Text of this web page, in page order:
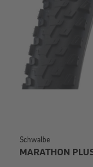
Schwalbe
MARATHON